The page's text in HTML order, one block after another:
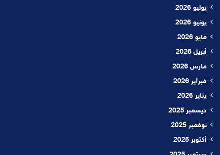
يوليو 2026
يونيو 2026
مايو 2026
أبريل 2026
مارس 2026
فبراير 2026
يناير 2026
ديسمبر 2025
نوفمبر 2025
أكتوبر 2025